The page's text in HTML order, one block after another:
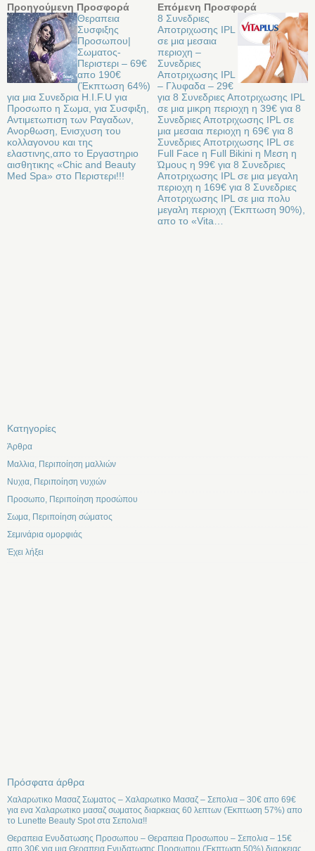
Προηγούμενη Προσφορά
Θεραπεια
Συσφιξης
Προσωπου|
Σωματος-
Περιστερι – 69€
απο 190€
(Έκπτωση 64%)
για μια Συνεδρια H.I.F.U για
Προσωπο η Σωμα, για Συσφιξη,
Αντιμετωπιση των Ραγαδων,
Ανορθωση, Ενισχυση του
κολλαγονου και της
ελαστινης,απο το Εργαστηριο
αισθητικης «Chic and Beauty
Med Spa» στo Περιστερι!!!
Επόμενη Προσφορά
8 Συνεδριες
Αποτριχωσης IPL
σε μια μεσαια
περιοχη –
Συνεδριες
Αποτριχωσης IPL
– Γλυφαδα – 29€
για 8 Συνεδριες Αποτριχωσης IPL
σε μια μικρη περιοχη η 39€ για 8
Συνεδριες Αποτριχωσης IPL σε
μια μεσαια περιοχη η 69€ για 8
Συνεδριες Αποτριχωσης IPL σε
Full Face η Full Bikini η Μεση η
Ώμους η 99€ για 8 Συνεδριες
Αποτριχωσης IPL σε μια μεγαλη
περιοχη η 169€ για 8 Συνεδριες
Αποτριχωσης IPL σε μια πολυ
μεγαλη περιοχη (Έκπτωση 90%),
απο το «Vita…
Kατηγορίες
Άρθρα
Μαλλια, Περιποίηση μαλλιών
Νυχια, Περιποίηση νυχιών
Προσωπο, Περιποίηση προσώπου
Σωμα, Περιποίηση σώματος
Σεμινάρια ομορφιάς
Έχει λήξει
Πρόσφατα άρθρα
Χαλαρωτικο Μασαζ Σωματος – Χαλαρωτικο Μασαζ – Σεπολια – 30€ απο 69€
για ενα Χαλαρωτικο μασαζ σωματος διαρκειας 60 λεπτων (Έκπτωση 57%) απο
το Lunette Beauty Spot στα Σεπολια!!
Θεραπεια Ενυδατωσης Προσωπου – Θεραπεια Προσωπου – Σεπολια – 15€